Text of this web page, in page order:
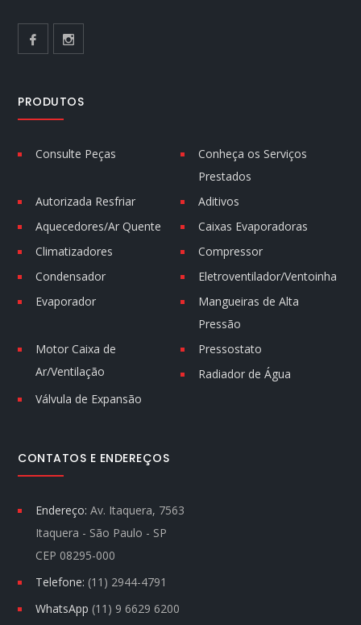
PRODUTOS
Consulte Peças
Conheça os Serviços
Prestados
Autorizada Resfriar
Aditivos
Aquecedores/Ar Quente
Caixas Evaporadoras
Climatizadores
Compressor
Condensador
Eletroventilador/Ventoinha
Evaporador
Mangueiras de Alta
Pressão
Motor Caixa de
Ar/Ventilação
Pressostato
Radiador de Água
Válvula de Expansão
CONTATOS E ENDEREÇOS
Endereço: Av. Itaquera, 7563
Itaquera - São Paulo - SP
CEP 08295-000
Telefone: (11) 2944-4791
WhatsApp (11) 9 6629 6200